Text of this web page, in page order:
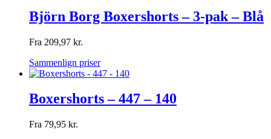
Björn Borg Boxershorts – 3-pak – Blå
Fra 209,97 kr.
Sammenlign priser
Boxershorts – 447 – 140
Fra 79,95 kr.